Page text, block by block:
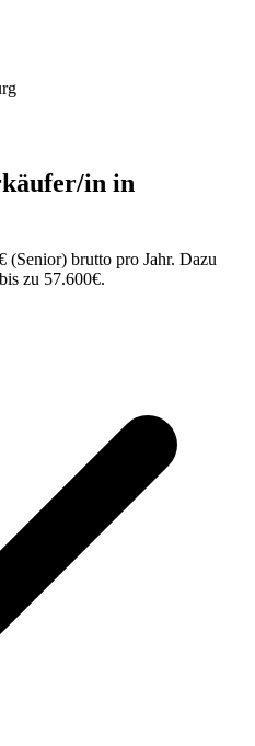
in in
(Senior) brutto pro Jahr. Dazu
zu 57.600€.